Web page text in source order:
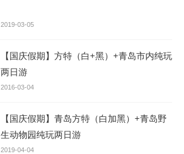
2019-03-05
【国庆假期】方特（白+黑）+青岛市内纯玩
两日游
2016-03-04
【国庆假期】青岛方特（白加黑）+青岛野
生动物园纯玩两日游
2019-04-04